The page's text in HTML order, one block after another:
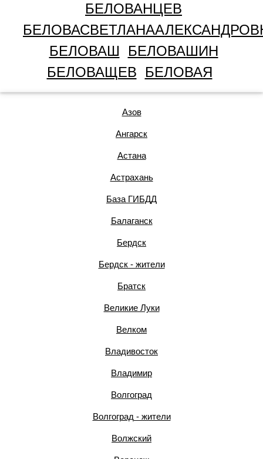
БЕЛОВАНЦЕВ
БЕЛОВАШ
БЕЛОВАШИН
БЕЛОВАЩЕВ
БЕЛОВАЯ
Азов
Ангарск
Астана
Астрахань
База ГИБДД
Балаганск
Бердск
Бердск - жители
Братск
Великие Луки
Велком
Владивосток
Владимир
Волгоград
Волгоград - жители
Волжский